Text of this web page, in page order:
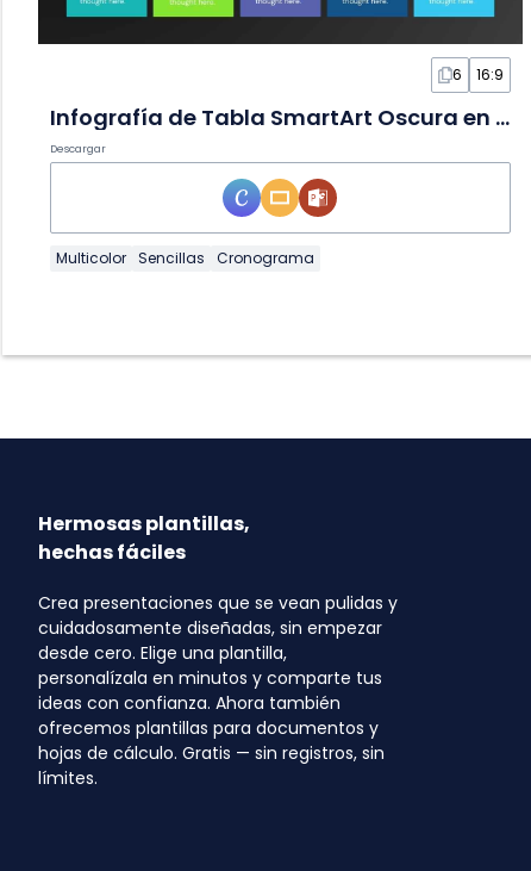
6 16:9
Infografía de Tabla SmartArt Oscura en Diapositivas
Descargar
Multicolor Sencillas Cronograma
Hermosas plantillas,
hechas fáciles
Crea presentaciones que se vean pulidas y
cuidadosamente diseñadas, sin empezar
desde cero. Elige una plantilla,
personalízala en minutos y comparte tus
ideas con confianza. Ahora también
ofrecemos plantillas para documentos y
hojas de cálculo. Gratis — sin registros, sin
límites.